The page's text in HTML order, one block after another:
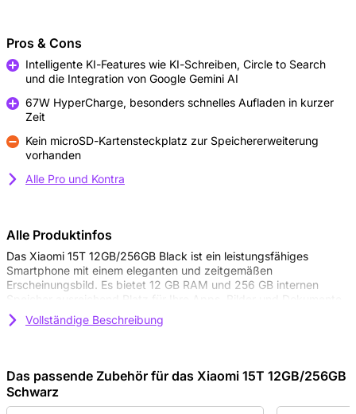
Pros & Cons
Intelligente KI-Features wie KI-Schreiben, Circle to Search
und die Integration von Google Gemini AI
67W HyperCharge, besonders schnelles Aufladen in kurzer
Zeit
Kontra
Kein microSD-Kartensteckplatz zur Speichererweiterung
vorhanden
Alle Pro und Kontra
Alle Produktinfos
Das Xiaomi 15T 12GB/256GB Black ist ein leistungsfähiges
Smartphone mit einem eleganten und zeitgemäßen
Erscheinungsbild. Es bietet 12 GB RAM und 256 GB internen
Speicher ausreichend Platz für Ihre Apps, Bilder und Dokumente.
Das großzügige 6,83-Zoll-AMOLED-Display mit einer
Bildwiederholrate von 120 Hz sorgt für eine besonders flüssige
Scharfe Fotos
Erstellen Sie professionelle Aufnahmen mit dem Kamerasystem,
Vollständige Beschreibung
Das passende Zubehör für das Xiaomi 15T 12GB/256GB
Schwarz